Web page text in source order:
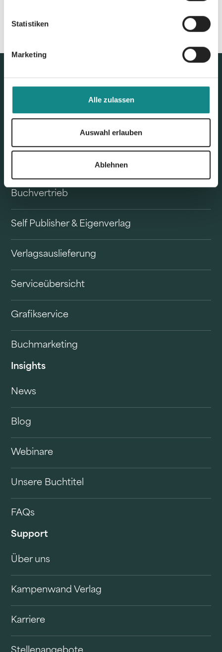
Statistiken
Marketing
Alle zulassen
Auswahl erlauben
Ablehnen
Buchvertrieb
Self Publisher & Eigenverlag
Verlagsauslieferung
Serviceübersicht
Grafikservice
Buchmarketing
Insights
News
Blog
Webinare
Unsere Buchtitel
FAQs
Support
Über uns
Kampenwand Verlag
Karriere